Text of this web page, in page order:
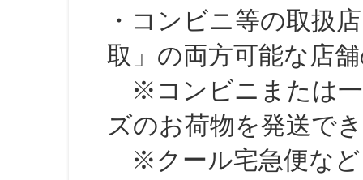
・コンビニ等の取扱
取」の両方可能な店
※コンビニまたは一
ズのお荷物を発送で
※クール宅急便など